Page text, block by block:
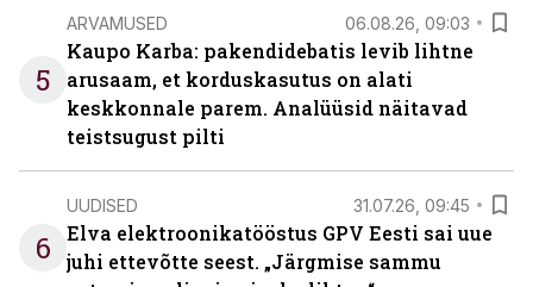
5
ARVAMUSED 06.08.26, 09:03
Kaupo Karba: pakendidebatis levib lihtne
arusaam, et korduskasutus on alati
keskkonnale parem. Analüüsid näitavad
teistsugust pilti
6
UUDISED 31.07.26, 09:45
Elva elektroonikatööstus GPV Eesti sai uue
juhi ettevõtte seest. „Järgmise sammu